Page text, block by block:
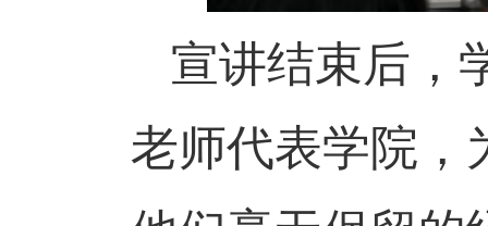
宣讲结束后，
老师代表学院，